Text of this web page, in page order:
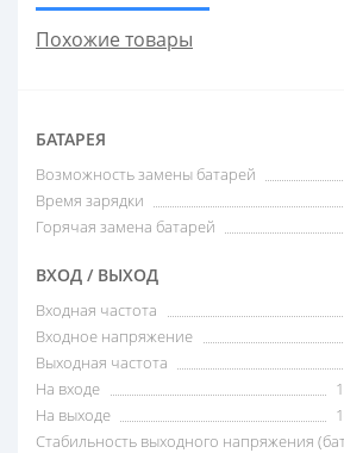
Похожие товары
БАТАРЕЯ
Возможность замены батарей
Время зарядки
Горячая замена батарей
ВХОД / ВЫХОД
Входная частота
Входное напряжение
Выходная частота
На входе
На выходе
Стабильность выходного напряжения